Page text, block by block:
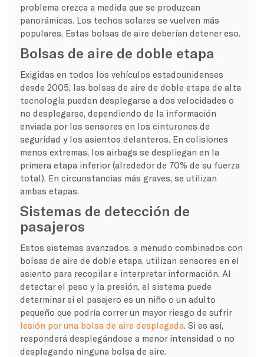
problema crezca a medida que se produzcan
panorámicas. Los techos solares se vuelven más
populares. Estas bolsas de aire deberían detener eso.
Bolsas de aire de doble etapa
Exigidas en todos los vehículos estadounidenses
desde 2005, las bolsas de aire de doble etapa de alta
tecnología pueden desplegarse a dos velocidades o
no desplegarse, dependiendo de la información
enviada por los sensores en los cinturones de
seguridad y los asientos delanteros. En colisiones
menos extremas, los airbags se despliegan en la
primera etapa inferior (alrededor de 70% de su fuerza
total). En circunstancias más graves, se utilizan
ambas etapas.
Sistemas de detección de
pasajeros
Estos sistemas avanzados, a menudo combinados con
bolsas de aire de doble etapa, utilizan sensores en el
asiento para recopilar e interpretar información. Al
detectar el peso y la presión, el sistema puede
determinar si el pasajero es un niño o un adulto
pequeño que podría correr un mayor riesgo de sufrir
lesión por una bolsa de aire desplegada . Si es así,
responderá desplegándose a menor intensidad o no
desplegando ninguna bolsa de aire.